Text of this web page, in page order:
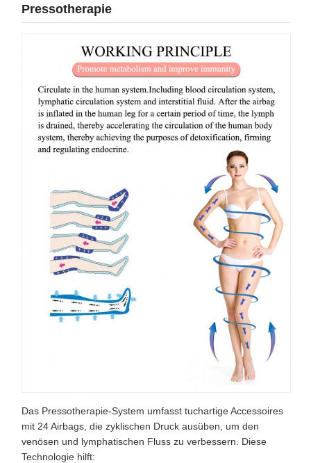
Pressotherapie
Das Pressotherapie-System umfasst tuchartige Accessoires
mit 24 Airbags, die zyklischen Druck ausüben, um den
venösen und lymphatischen Fluss zu verbessern. Diese
Technologie hilft: